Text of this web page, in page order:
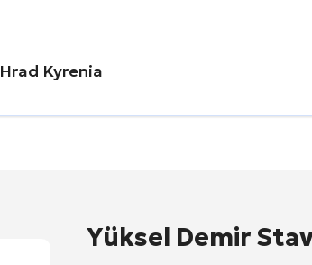
Hrad Kyrenia
Yüksel Demir